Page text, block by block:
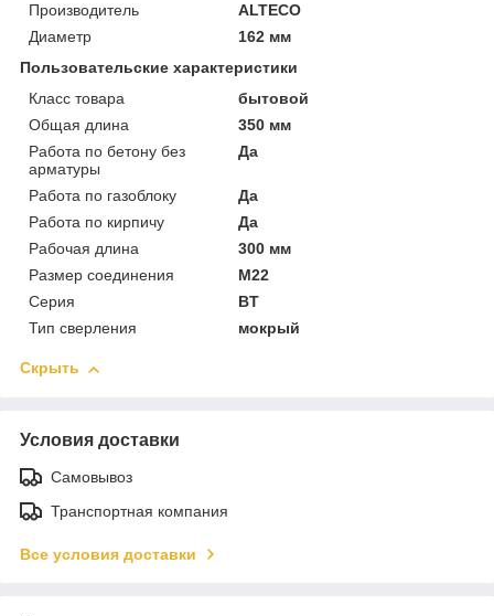
Производитель
ALTECO
Диаметр
162 мм
Пользовательские характеристики
Класс товара
бытовой
Общая длина
350 мм
Работа по бетону без
арматуры
Да
Работа по газоблоку
Да
Работа по кирпичу
Да
Рабочая длина
300 мм
Размер соединения
М22
Серия
BТ
Тип сверления
мокрый
Скрыть
Условия доставки
Самовывоз
Транспортная компания
Все условия доставки